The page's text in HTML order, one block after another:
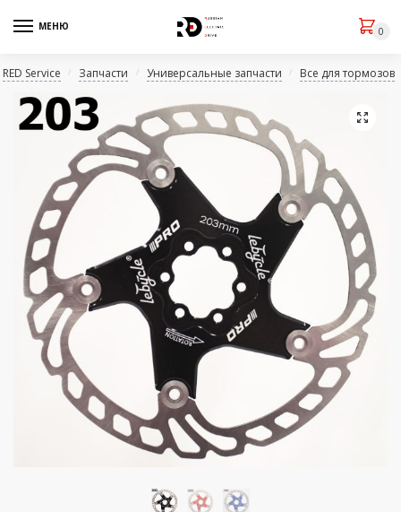
МЕНЮ 0
RED Service / Запчасти / Универсальные запчасти / Все для тормозов
🔍